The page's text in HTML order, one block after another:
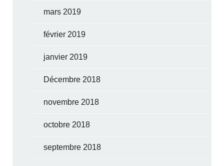
mars 2019
février 2019
janvier 2019
Décembre 2018
novembre 2018
octobre 2018
septembre 2018